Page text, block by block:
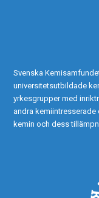
Svenska
universitetsutbildade
yrkesgrupper med
andra
kemin och dess